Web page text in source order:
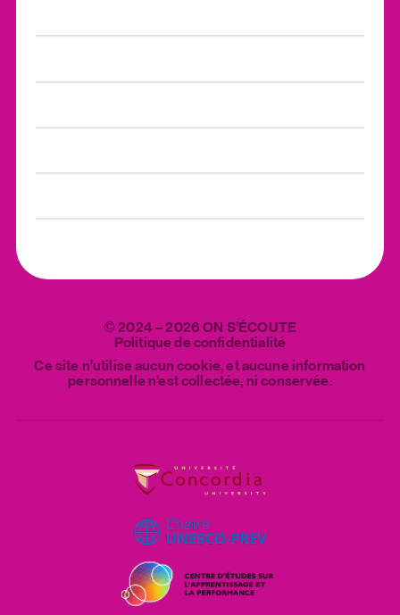
©2024 –2026 ON S’ÉCOUTE
Politique de confidentialité
Ce site n’utilise aucun cookie, et aucune information
personnelle n’est collectée, ni conservée.